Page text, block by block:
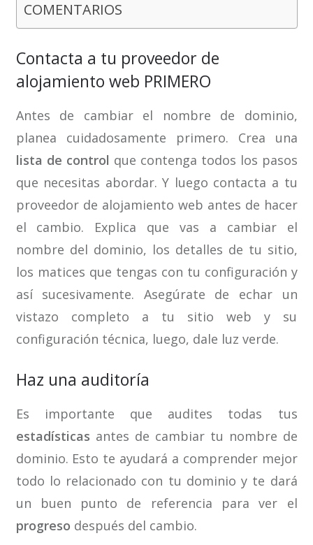
COMENTARIOS
Contacta a tu proveedor de
alojamiento web PRIMERO
Antes de cambiar el nombre de dominio,
planea cuidadosamente primero. Crea una
lista de control que contenga todos los pasos
que necesitas abordar. Y luego contacta a tu
proveedor de alojamiento web antes de hacer
el cambio. Explica que vas a cambiar el
nombre del dominio, los detalles de tu sitio,
los matices que tengas con tu configuración y
así sucesivamente. Asegúrate de echar un
vistazo completo a tu sitio web y su
configuración técnica, luego, dale luz verde.
Haz una auditoría
Es importante que audites todas tus
estadísticas antes de cambiar tu nombre de
dominio. Esto te ayudará a comprender mejor
todo lo relacionado con tu dominio y te dará
un buen punto de referencia para ver el
progreso después del cambio.